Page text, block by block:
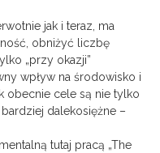
jak i teraz, ma
obniżyć liczbę
„przy okazji”
wpływ na środowisko i
obecnie cele są nie tylko
dalekosiężne –
tutaj pracą „The